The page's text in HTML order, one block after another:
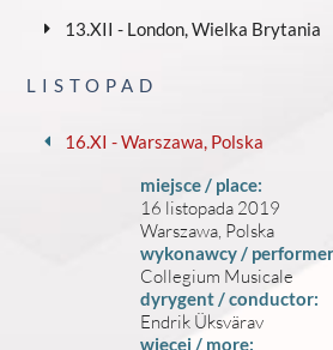
13.XII - London, Wielka Brytania
LISTOPAD
16.XI - Warszawa, Polska
miejsce / place:
16 listopada 2019
Warszawa, Polska
wykonawcy /
Collegium Musicale
dyrygent / conductor:
Endrik Üksvärav
więcej / more: